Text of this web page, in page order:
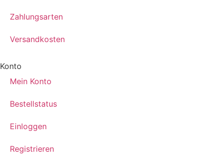
Zahlungsarten
Versandkosten
Konto
Mein Konto
Bestellstatus
Einloggen
Registrieren